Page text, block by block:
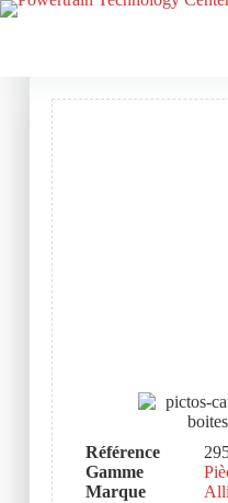
Référence
Gamme
Marque